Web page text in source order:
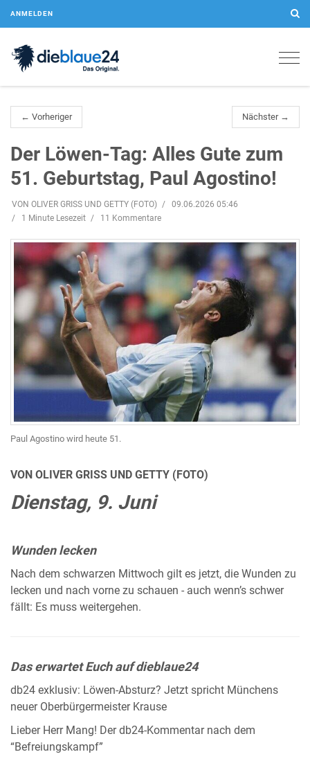
ANMELDEN
← Vorheriger Nächster →
Der Löwen-Tag: Alles Gute zum
51. Geburtstag, Paul Agostino!
VON OLIVER GRISS UND GETTY (FOTO)
09.06.2026 05:46
1 Minute Lesezeit
11 Kommentare
Paul Agostino wird heute 51.
VON OLIVER GRISS UND GETTY (FOTO)
Dienstag, 9. Juni
Wunden lecken
Nach dem schwarzen Mittwoch gilt es jetzt, die Wunden zu
lecken und nach vorne zu schauen - auch wenn’s schwer
fällt: Es muss weitergehen.
Das erwartet Euch auf dieblaue24
db24 exklusiv: Löwen-Absturz? Jetzt spricht Münchens
neuer Oberbürgermeister Krause
Lieber Herr Mang! Der db24-Kommentar nach dem
“Befreiungskampf”